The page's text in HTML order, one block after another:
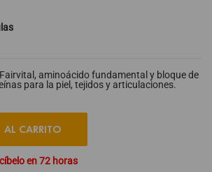
aminoácido fundamental y bloque de
para la piel, tejidos y articulaciones.
AL CARRITO
en 72 horas